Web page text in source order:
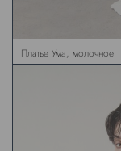
Платье Ума, молочное